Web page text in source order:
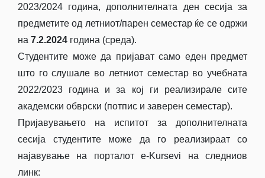
2023/2024 година, дополнителната ден сесија за
предметите од летниот/парен семестар ќе се одржи
на 7.2.2024 година (среда).
Студентите може да пријават само еден предмет
што го слушале во летниот семестар во учебната
2022/2023 година и за кој ги реализирале сите
академски обврски (потпис и заверен семестар).
Пријавувањето на испитот за дополнителната
сесија студентите може да го реализираат со
најавување на порталот e-Kursevi на следниов
линк: